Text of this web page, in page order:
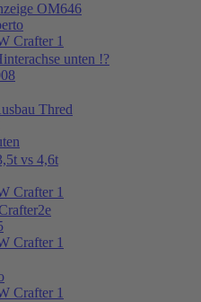
OM646
Crafter 1
unten !?
Thred
vs 4,6t
Crafter 1
Crafter 1
Crafter 1